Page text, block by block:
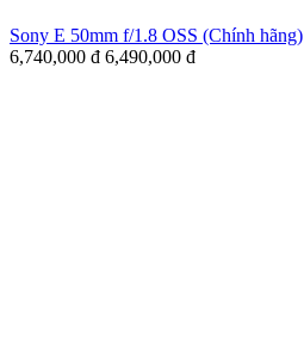
Sony E 50mm f/1.8 OSS (Chính hãng)
6,740,000 đ 6,490,000 đ